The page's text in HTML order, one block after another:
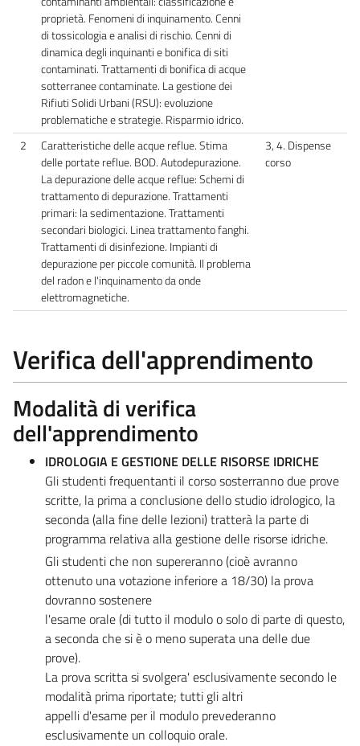
proprietà. Fenomeni di inquinamento. Cenni
di tossicologia e analisi di rischio. Cenni di
dinamica degli inquinanti e bonifica di siti
contaminati. Trattamenti di bonifica di acque
sotterranee contaminate. La gestione dei
Rifiuti Solidi Urbani (RSU): evoluzione
problematiche e strategie. Risparmio idrico.
2
Caratteristiche delle acque reflue. Stima
delle portate reflue. BOD. Autodepurazione.
La depurazione delle acque reflue: Schemi di
trattamento di depurazione. Trattamenti
primari: la sedimentazione. Trattamenti
secondari biologici. Linea trattamento fanghi.
Trattamenti di disinfezione. Impianti di
depurazione per piccole comunità. Il problema
del radon e l'inquinamento da onde
elettromagnetiche.
3, 4. Dispense
corso
Verifica dell'apprendimento
Modalità di verifica
dell'apprendimento
IDROLOGIA E GESTIONE DELLE RISORSE IDRICHE
Gli studenti frequentanti il corso sosterranno due prove
scritte, la prima a conclusione dello studio idrologico, la
seconda (alla fine delle lezioni) tratterà la parte di
programma relativa alla gestione delle risorse idriche.
Gli studenti che non supereranno (cioè avranno
ottenuto una votazione inferiore a 18/30) la prova
dovranno sostenere
l'esame orale (di tutto il modulo o solo di parte di questo,
a seconda che si è o meno superata una delle due
prove).
La prova scritta si svolgera' esclusivamente secondo le
modalità prima riportate; tutti gli altri
appelli d'esame per il modulo prevederanno
esclusivamente un colloquio orale.